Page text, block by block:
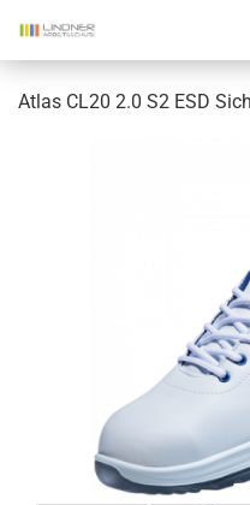
Atlas CL20 2.0 S2 ESD